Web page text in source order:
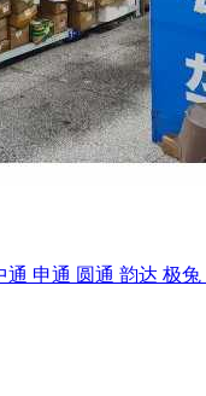
申通 圆通 韵达 极兔